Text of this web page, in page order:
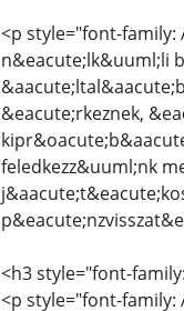
<p style="font-family:
n&eacute;lk&uuml;li
&eacute;rkeznek,
feledkezz&uuml;nk
<h3 style="font-
<p style="font-family: